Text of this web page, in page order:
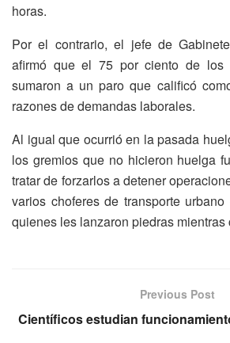
horas.
Por el contrario, el jefe de
afirmó que el 75 por ciento de los
sumaron a un paro que calificó
razones de demandas laborales.
Al igual que ocurrió en la pasada
los gremios que no hicieron huelga
tratar de forzarlos a detener
varios choferes de transporte
quienes les lanzaron piedras mientras
Previous Post
Científicos estudian